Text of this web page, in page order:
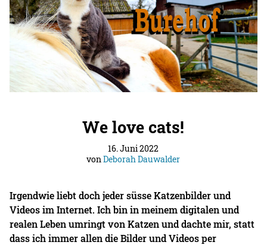
We love cats!
16. Juni 2022
vonDeborah Dauwalder
Irgendwie liebt doch jeder süsse Katzenbilder und
Videos im Internet. Ich bin in meinem digitalen und
realen Leben umringt von Katzen und dachte mir, statt
dass ich immer allen die Bilder und Videos per